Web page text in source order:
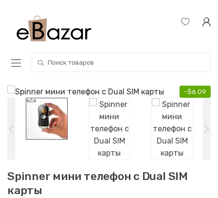
navigation
content
for:
-$6.09
Spinner мини телефон с Dual SIM
карты